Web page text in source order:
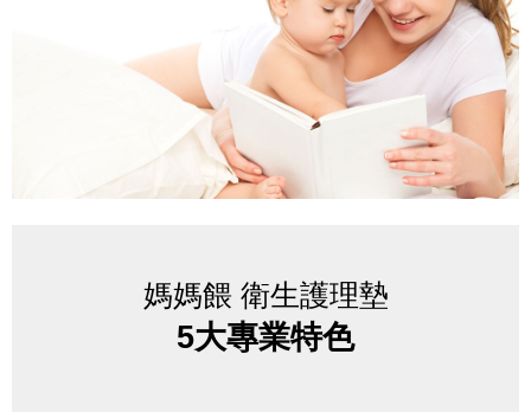
媽媽餵 衛生護理墊
5大專業特色